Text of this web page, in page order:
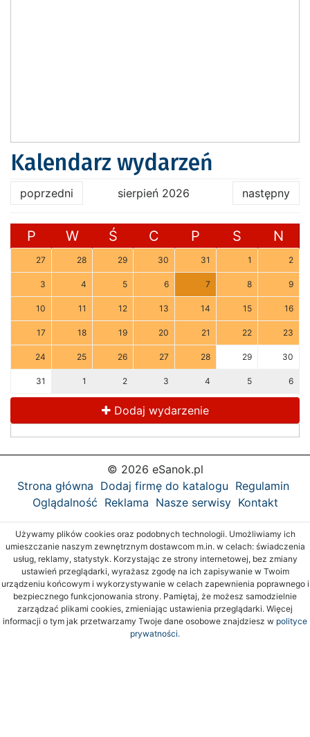
Kalendarz wydarzeń
poprzedni sierpień 2026 następny
P W Ś C P S N
27 28 29 30 31 1 2
3 4 5 6 7 8 9
10 11 12 13 14 15 16
17 18 19 20 21 22 23
24 25 26 27 28 29 30
31 1 2 3 4 5 6
Dodaj wydarzenie
© 2026 eSanok.pl
Strona główna Dodaj firmę do katalogu Regulamin
Oglądalność Reklama Nasze serwisy Kontakt
Używamy plików cookies oraz podobnych technologii. Umożliwiamy ich
umieszczanie naszym zewnętrznym dostawcom m.in. w celach: świadczenia
usług, reklamy, statystyk. Korzystając ze strony internetowej, bez zmiany
ustawień przeglądarki, wyrażasz zgodę na ich zapisywanie w Twoim
urządzeniu końcowym i wykorzystywanie w celach zapewnienia poprawnego i
bezpiecznego funkcjonowania strony. Pamiętaj, że możesz samodzielnie
zarządzać plikami cookies, zmieniając ustawienia przeglądarki. Więcej
informacji o tym jak przetwarzamy Twoje dane osobowe znajdziesz w polityce
prywatności.